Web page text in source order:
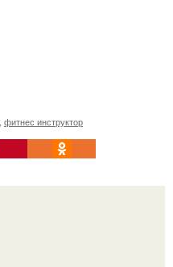
фитнес инструктор